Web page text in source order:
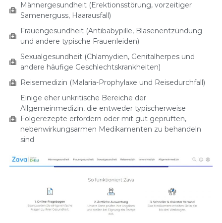
Männergesundheit (Erektionsstörung, vorzeitiger
Samenerguss, Haarausfall)
Frauengesundheit (Antibabypille, Blasenentzündung
und andere typische Frauenleiden)
Sexualgesundheit (Chlamydien, Genitalherpes und
andere häufige Geschlechtskrankheiten)
Reisemedizin (Malaria-Prophylaxe und Reisedurchfall)
Einige eher unkritische Bereiche der
Allgemeinmedizin, die entweder typischerweise
Folgerezepte erfordern oder mit gut geprüften,
nebenwirkungsarmen Medikamenten zu behandeln
sind